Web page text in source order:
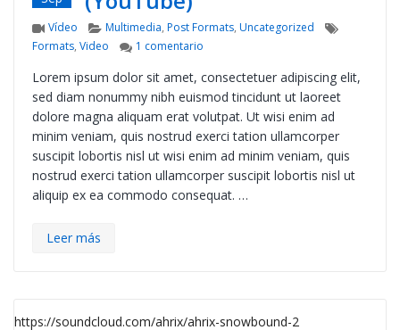
Format
Vídeo Categories
Multimedia, Post Formats, Uncategorized
Formats, Video 1 comentario
Lorem ipsum dolor sit amet, consectetuer adipiscing elit,
sed diam nonummy nibh euismod tincidunt ut laoreet
dolore magna aliquam erat volutpat. Ut wisi enim ad
minim veniam, quis nostrud exerci tation ullamcorper
suscipit lobortis nisl ut wisi enim ad minim veniam, quis
nostrud exerci tation ullamcorper suscipit lobortis nisl ut
aliquip ex ea commodo consequat. …
Leer más
https://soundcloud.com/ahrix/ahrix-snowbound-2